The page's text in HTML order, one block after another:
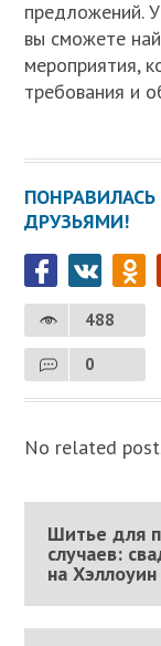
предложений.
вы сможете
мероприятия,
требования и
ДРУЗЬЯМИ!
488
0
No related
Шитье для
случаев:
на